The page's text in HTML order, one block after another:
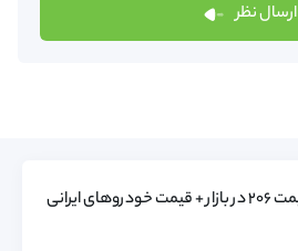
ارسال نظر
کاهش قیمت ۲۰۶ در بازار + قیمت خودروهای ایرانی